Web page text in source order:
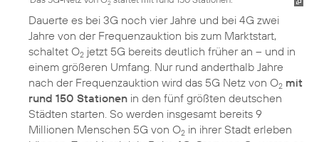
2
Dauerte es bei 3G noch vier Jahre und bei 4G zwei
Jahre von der Frequenzauktion bis zum Marktstart,
schaltet O2 jetzt 5G bereits deutlich früher an – und in
einem größeren Umfang. Nur rund anderthalb Jahre
nach der Frequenzauktion wird das 5G Netz von O2 mit
rund 150 Stationen in den fünf größten deutschen
Städten starten. So werden insgesamt bereits 9
Millionen Menschen 5G von O2 in ihrer Stadt erleben